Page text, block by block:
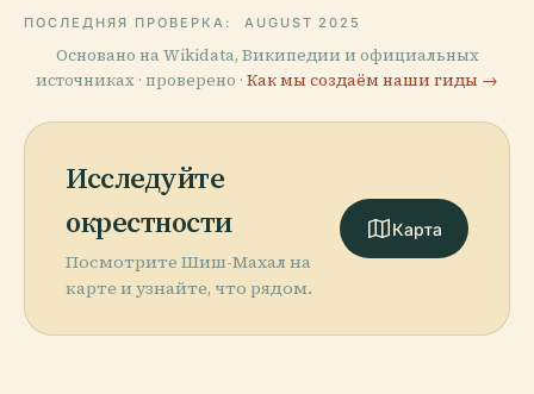
ПОСЛЕДНЯЯ ПРОВЕРКА: AUGUST 2025
Основано на Wikidata, Википедии и официальных
источниках · проверено · Как мы создаём наши гиды →
Исследуйте
окрестности
Посмотрите Шиш-Махал на
карте и узнайте, что рядом.
Карта